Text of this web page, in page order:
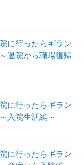
に行ったらギラン
退院から職場復帰
に行ったらギラン
入院生活編～
に行ったらギラン